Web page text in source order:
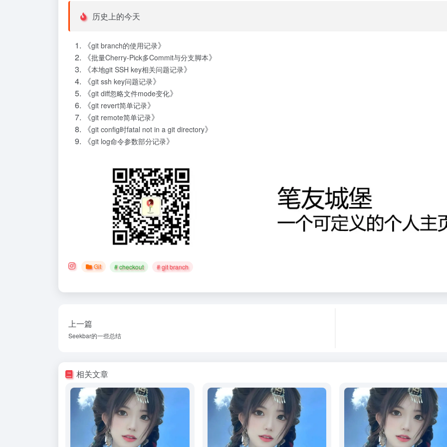
历史上的今天
《git branch的使用记录》
《批量Cherry-Pick多Commit与分支脚本》
《本地git SSH key相关问题记录》
《git ssh key问题记录》
《git diff忽略文件mode变化》
《git revert简单记录》
《git remote简单记录》
《git config时fatal not in a git directory》
《git log命令参数部分记录》
Git # checkout # git branch
上一篇
Seekbar的一些总结
相关文章